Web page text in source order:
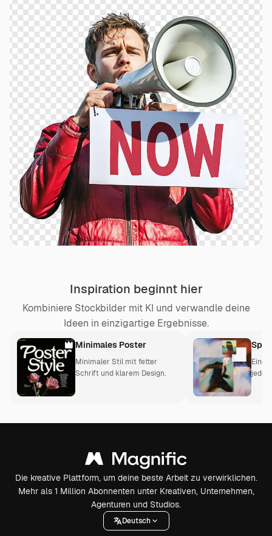
Inspiration beginnt hier
Kombiniere Stockbilder mit KI und verwandle deine
Ideen in einzigartige Ergebnisse.
Minimales Poster
Minimaler Stil mit fetter
Schrift und klarem Design.
Eine
Die kreative Plattform, um deine beste Arbeit zu verwirklichen.
Mehr als 1 Million Abonnenten unter Kreativen, Unternehmen,
Agenturen und Studios.
Deutsch